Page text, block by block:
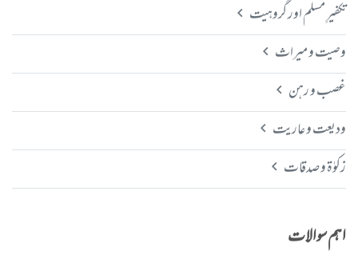
تکفیرِ مسلم اور گروہیت
وصیت و میراث
غصب و رہن
ودیعت و عاریت
زکوٰۃ و صدقات
اہم سوالات